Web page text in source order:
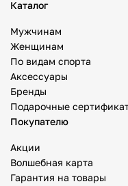
Каталог
Мужчинам
Женщинам
По видам спорта
Аксессуары
Бренды
Подарочные
Покупателю
Акции
Волшебная карта
Гарантия на товары